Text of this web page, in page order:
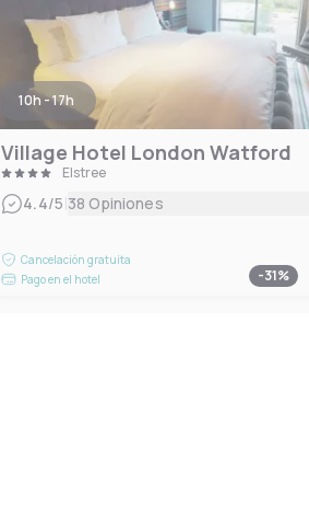
10h - 17h
Village Hotel London Watford
Elstree
4.4/5|38 Opiniones
Cancelación gratuita
Pago en el hotel
-31%